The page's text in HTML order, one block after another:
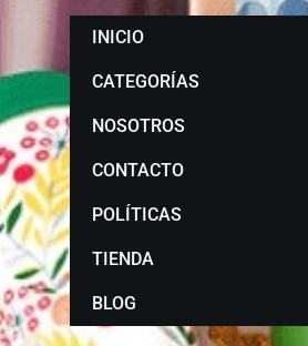
INICIO
CATEGORÍAS
NOSOTROS
CONTACTO
POLÍTICAS
TIENDA
BLOG